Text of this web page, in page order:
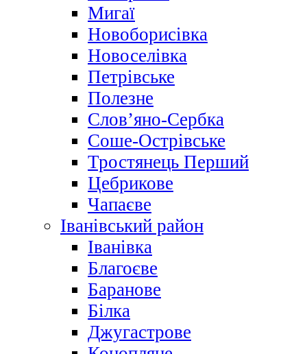
Мигаї
Новоборисівка
Новоселівка
Петрівське
Полезне
Слов’яно-Сербка
Соше-Острівське
Тростянець Перший
Цебрикове
Чапаєве
Іванівський район
Іванівка
Благоєве
Баранове
Білка
Джугастрове